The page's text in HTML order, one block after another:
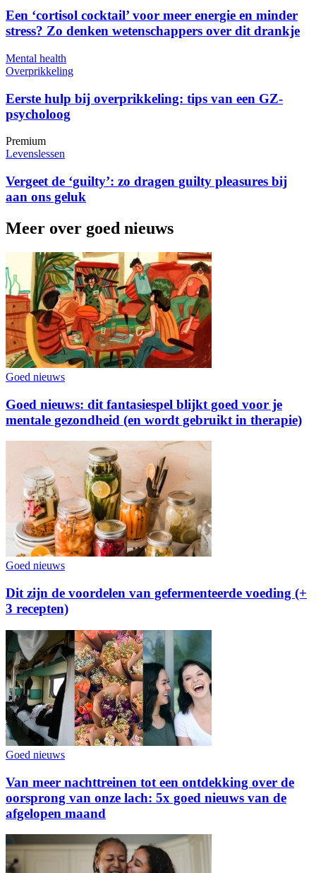
Een ‘cortisol cocktail’ voor meer energie en minder
stress? Zo denken wetenschappers over dit drankje
Mental health
Overprikkeling
Eerste hulp bij overprikkeling: tips van een GZ-
psycholoog
Premium
Levenslessen
Vergeet de ‘guilty’: zo dragen guilty pleasures bij
aan ons geluk
Meer over goed nieuws
Goed nieuws
Goed nieuws: dit fantasiespel blijkt goed voor je
mentale gezondheid (en wordt gebruikt in therapie)
Goed nieuws
Dit zijn de voordelen van gefermenteerde voeding (+
3 recepten)
Goed nieuws
Van meer nachttreinen tot een ontdekking over de
oorsprong van onze lach: 5x goed nieuws van de
afgelopen maand